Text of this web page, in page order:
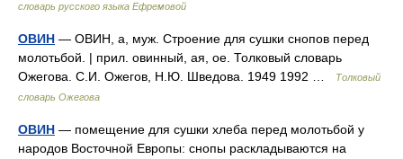
словарь русского языка Ефремовой
ОВИН — ОВИН, а, муж. Строение для сушки снопов перед
молотьбой. | прил. овинный, ая, ое. Толковый словарь
Ожегова. С.И. Ожегов, Н.Ю. Шведова. 1949 1992 …
Толковый
словарь Ожегова
ОВИН — помещение для сушки хлеба перед молотьбой у
народов Восточной Европы: снопы раскладываются на